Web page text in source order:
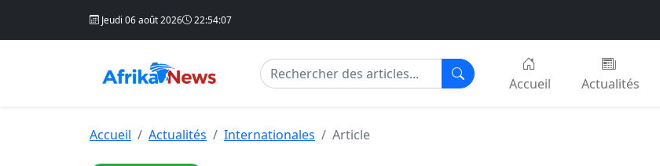
Jeudi 06 août 2026 22:54:08
Accueil Actualités
Accueil Actualités Internationales Article